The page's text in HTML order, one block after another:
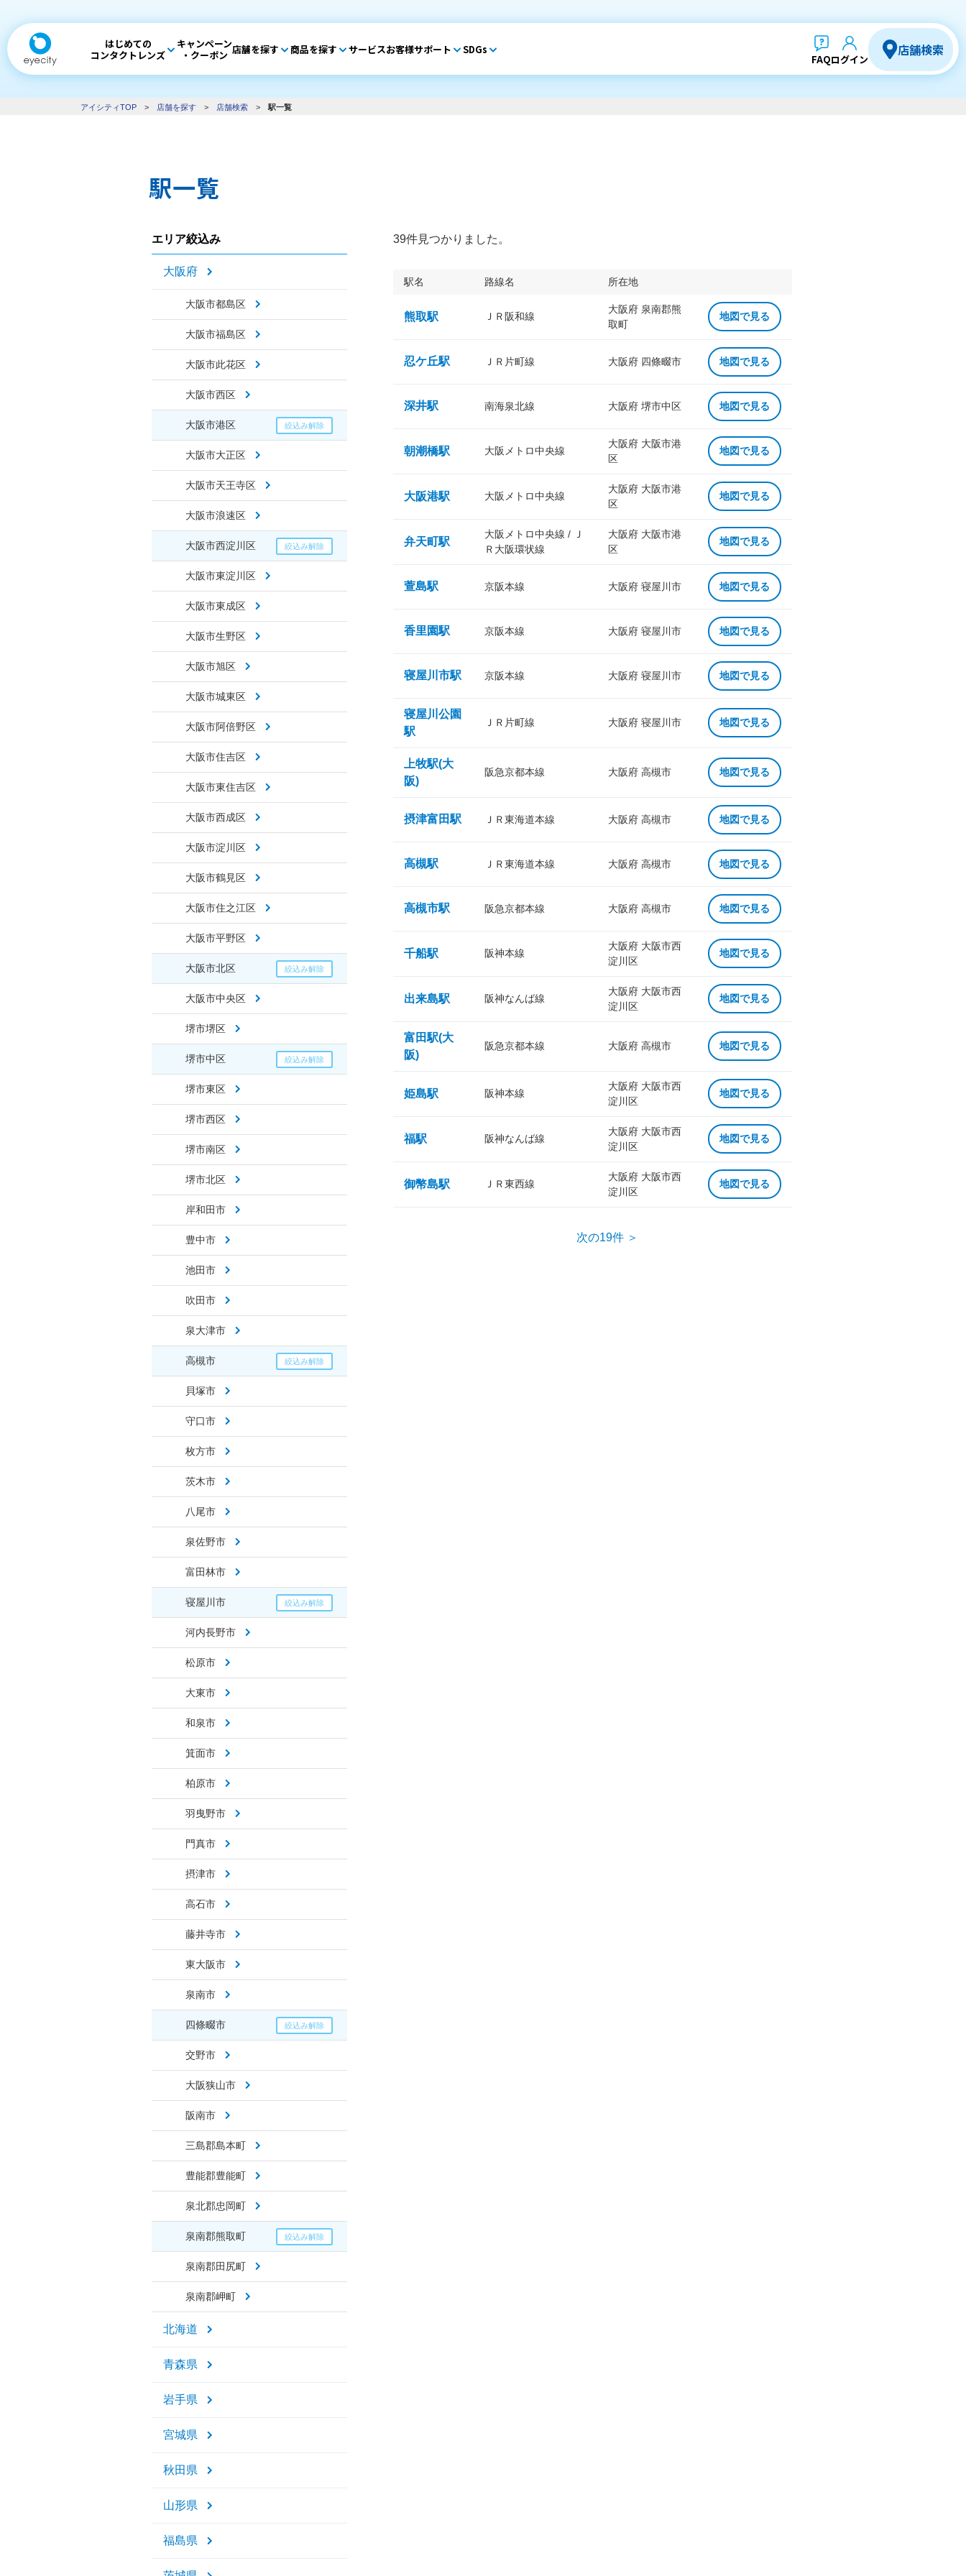
はじめての
コンタクトレンズ
キャンペーン
・クーポン 店舗を探す 商品を探す サービスお客様サポート SDGs
FAQログイン
店舗検索
アイシティTOP > 店舗を探す > 店舗検索 > 駅一覧
駅一覧
エリア絞込み
大阪府
大阪市都島区
大阪市福島区
大阪市此花区
大阪市西区
大阪市港区
大阪市大正区
大阪市天王寺区
大阪市浪速区
大阪市西淀川区
大阪市東淀川区
大阪市東成区
大阪市生野区
大阪市旭区
大阪市城東区
大阪市阿倍野区
大阪市住吉区
大阪市東住吉区
大阪市西成区
大阪市淀川区
大阪市鶴見区
大阪市住之江区
大阪市平野区
大阪市北区
大阪市中央区
堺市堺区
堺市中区
堺市東区
堺市西区
堺市南区
堺市北区
岸和田市
豊中市
池田市
吹田市
泉大津市
高槻市
貝塚市
守口市
枚方市
茨木市
八尾市
泉佐野市
富田林市
寝屋川市
河内長野市
松原市
大東市
和泉市
箕面市
柏原市
羽曳野市
門真市
摂津市
高石市
藤井寺市
東大阪市
泉南市
四條畷市
交野市
大阪狭山市
阪南市
三島郡島本町
豊能郡豊能町
泉北郡忠岡町
泉南郡熊取町
泉南郡田尻町
泉南郡岬町
北海道
青森県
岩手県
宮城県
秋田県
山形県
福島県
39件見つかりました。
駅名 路線名 所在地
熊取駅 ＪＲ阪和線
大阪府 泉南郡熊
取町
地図で見る
忍ケ丘駅 ＪＲ片町線 大阪府 四條畷市 地図で見る
深井駅 南海泉北線 大阪府 堺市中区 地図で見る
朝潮橋駅 大阪メトロ中央線
大阪府 大阪市港
区
地図で見る
大阪港駅 大阪メトロ中央線
大阪府 大阪市港
区
地図で見る
弁天町駅
大阪メトロ中央線 / Ｊ
Ｒ大阪環状線
大阪府 大阪市港
区
地図で見る
萱島駅 京阪本線 大阪府 寝屋川市 地図で見る
香里園駅 京阪本線 大阪府 寝屋川市 地図で見る
寝屋川市駅 京阪本線 大阪府 寝屋川市 地図で見る
寝屋川公園
駅
ＪＲ片町線 大阪府 寝屋川市 地図で見る
上牧駅(大
阪)
阪急京都本線 大阪府 高槻市 地図で見る
摂津富田駅 ＪＲ東海道本線 大阪府 高槻市 地図で見る
高槻駅 ＪＲ東海道本線 大阪府 高槻市 地図で見る
高槻市駅 阪急京都本線 大阪府 高槻市 地図で見る
千船駅 阪神本線
大阪府 大阪市西
淀川区
地図で見る
出来島駅 阪神なんば線
大阪府 大阪市西
淀川区
地図で見る
富田駅(大
阪)
阪急京都本線 大阪府 高槻市 地図で見る
姫島駅 阪神本線
大阪府 大阪市西
淀川区
地図で見る
福駅 阪神なんば線
大阪府 大阪市西
淀川区
地図で見る
御幣島駅 ＪＲ東西線
大阪府 大阪市西
淀川区
地図で見る
次の19件 ＞